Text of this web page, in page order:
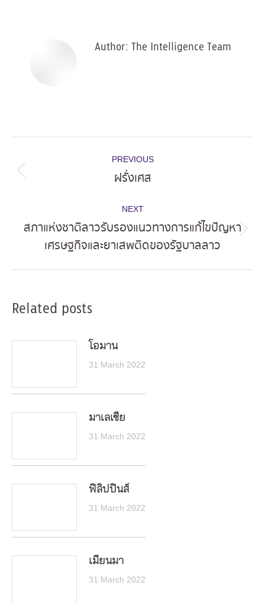
Author: The Intelligence Team
navigation
PREVIOUS
Previous
ฝรั่งเศส
NEXT
post:
สภาแห่งชาติลาวรับรองแนวทางการแก้ไขปัญหา
เศรษฐกิจและยาเสพติดของรัฐบาลลาว
Related posts
โอมาน
31 March 2022
มาเลเซีย
31 March 2022
ฟิลิปปินส์
31 March 2022
เมียนมา
31 March 2022